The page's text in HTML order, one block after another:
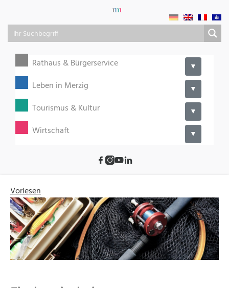
Rathaus & Bürgerservice ▼
Leben in Merzig ▼
Tourismus & Kultur ▼
Wirtschaft ▼
Vorlesen